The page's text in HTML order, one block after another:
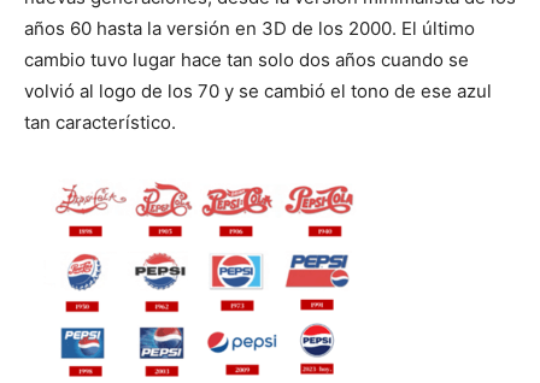
años 60 hasta la versión en 3D de los 2000. El último
cambio tuvo lugar hace tan solo dos años cuando se
volvió al logo de los 70 y se cambió el tono de ese azul
tan característico.